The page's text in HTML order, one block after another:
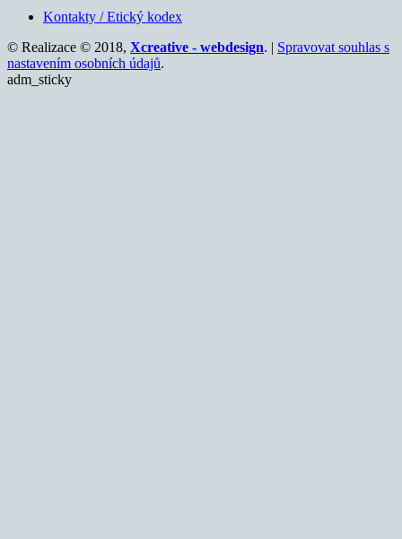
Kontakty / Etický kodex
© Realizace © 2018, Xcreative - webdesign. | Spravovat souhlas s
nastavením osobních údajů.
adm_sticky